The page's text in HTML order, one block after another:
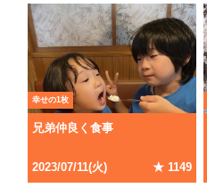
幸せの1枚
兄弟仲良く食事
2023/07/11(火) ★ 1149